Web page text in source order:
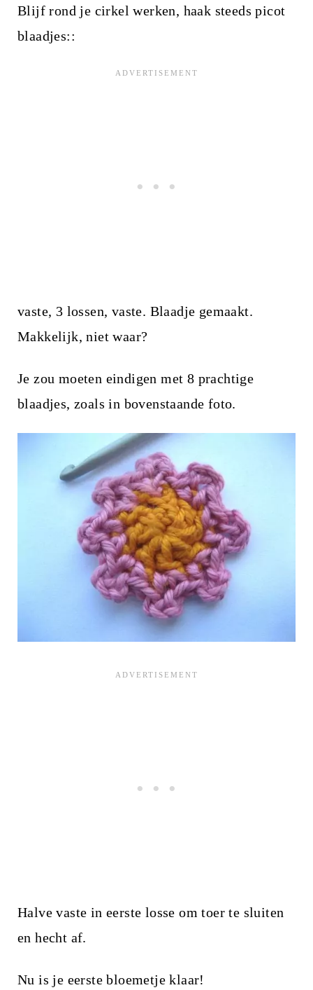
Blijf rond je cirkel werken, haak steeds picot
blaadjes::
vaste, 3 lossen, vaste. Blaadje gemaakt.
Makkelijk, niet waar?
Je zou moeten eindigen met 8 prachtige
blaadjes, zoals in bovenstaande foto.
Halve vaste in eerste losse om toer te sluiten
en hecht af.
Nu is je eerste bloemetje klaar!